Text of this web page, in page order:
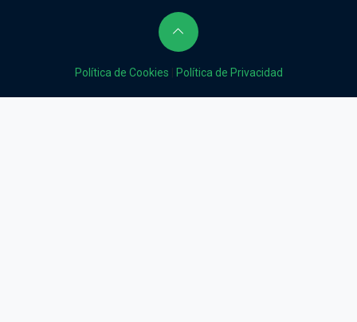
Política de Cookies Política de Privacidad